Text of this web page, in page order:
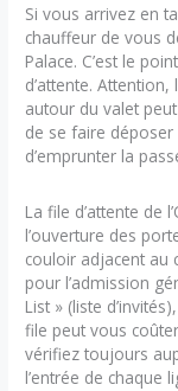
Si vous arrivez en
chauffeur de vous
Palace. C’est le
d’attente.
autour du valet
de se faire déposer
d’emprunter la
La file d’attente de
l’ouverture des
couloir adjacent au
pour l’admission
List » (liste
file peut vous
vérifiez toujours
l’entrée de chaque